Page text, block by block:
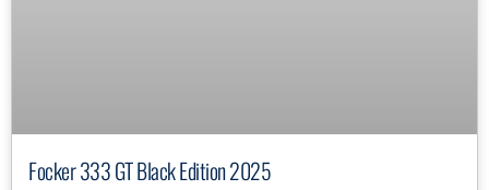
Focker 333 GT Black Edition 2025